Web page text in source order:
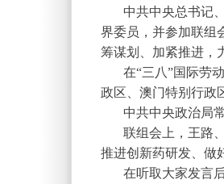
中共中央总书记
界委员，并参加联组
筹谋划、加紧推进，
在“三八”国际劳
政区、澳门特别行政
中共中央政治局
联组会上，王路
推进创新药研发、做
在听取大家发言